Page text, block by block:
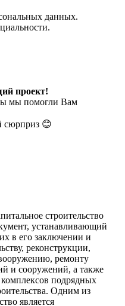
данных.
проект!
мы помогли Вам
сюрприз 😊
строительство
устанавливающий
в его заключении и
реконструкции,
ремонту
и сооружений, а также
подрядных
Одним из
является